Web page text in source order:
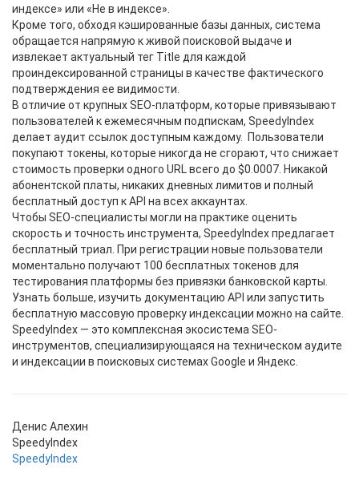
индексе» или «Не в индексе».
Кроме того, обходя кэшированные базы данных, система
обращается напрямую к живой поисковой выдаче и
извлекает актуальный тег Title для каждой
проиндексированной страницы в качестве фактического
подтверждения ее видимости.
В отличие от крупных SEO-платформ, которые привязывают
пользователей к ежемесячным подпискам, SpeedyIndex
делает аудит ссылок доступным каждому. Пользователи
покупают токены, которые никогда не сгорают, что снижает
стоимость проверки одного URL всего до $0.0007. Никакой
абонентской платы, никаких дневных лимитов и полный
бесплатный доступ к API на всех аккаунтах.
Чтобы SEO-специалисты могли на практике оценить
скорость и точность инструмента, SpeedyIndex предлагает
бесплатный триал. При регистрации новые пользователи
моментально получают 100 бесплатных токенов для
тестирования платформы без привязки банковской карты.
Узнать больше, изучить документацию API или запустить
бесплатную массовую проверку индексации можно на сайте.
SpeedyIndex — это комплексная экосистема SEO-
инструментов, специализирующаяся на техническом аудите
и индексации в поисковых системах Google и Яндекс.
Денис Алехин
SpeedyIndex
SpeedyIndex